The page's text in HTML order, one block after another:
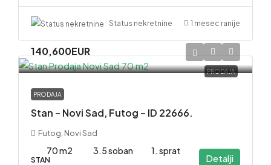
Status nekretnine 1 mesec ranije
PRODAJA
140,600EUR
PRODAJA
Stan – Novi Sad, Futog – ID 22666.
Futog, Novi Sad
70 m2 3.5 soban 1. sprat
STAN Detalji